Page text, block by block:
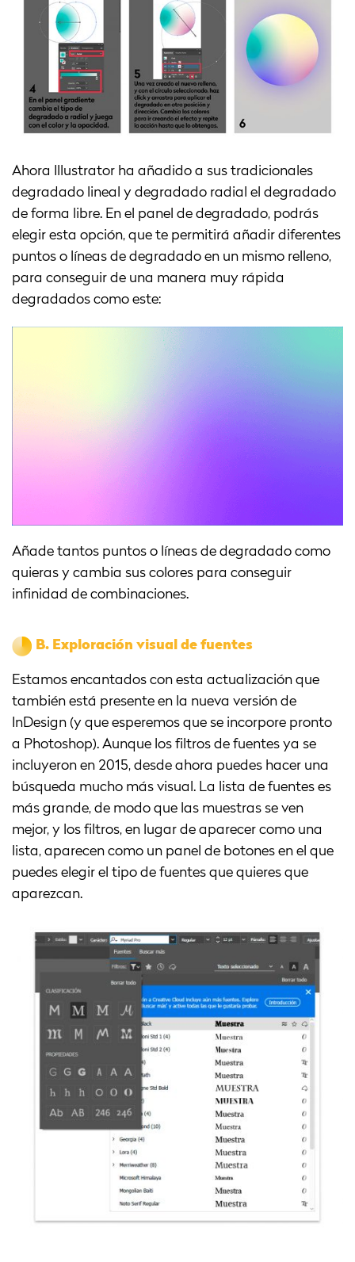
Ahora Illustrator ha añadido a sus tradicionales
degradado lineal y degradado radial el degradado
de forma libre. En el panel de degradado, podrás
elegir esta opción, que te permitirá añadir diferentes
puntos o líneas de degradado en un mismo relleno,
para conseguir de una manera muy rápida
degradados como este:
Añade tantos puntos o líneas de degradado como
quieras y cambia sus colores para conseguir
infinidad de combinaciones.
B. Exploración visual de fuentes
Estamos encantados con esta actualización que
también está presente en la nueva versión de
InDesign (y que esperemos que se incorpore pronto
a Photoshop). Aunque los filtros de fuentes ya se
incluyeron en 2015, desde ahora puedes hacer una
búsqueda mucho más visual. La lista de fuentes es
más grande, de modo que las muestras se ven
mejor, y los filtros, en lugar de aparecer como una
lista, aparecen como un panel de botones en el que
puedes elegir el tipo de fuentes que quieres que
aparezcan.